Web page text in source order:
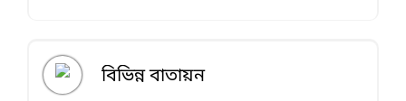
বিভিন্ন বাতায়ন